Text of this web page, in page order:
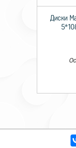
Диски